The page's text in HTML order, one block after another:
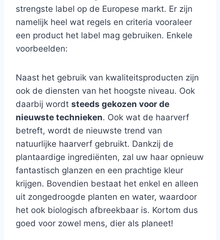
strengste label op de Europese markt. Er zijn
namelijk heel wat regels en criteria vooraleer
een product het label mag gebruiken. Enkele
voorbeelden:
Naast het gebruik van kwaliteitsproducten zijn
ook de diensten van het hoogste niveau. Ook
daarbij wordt steeds gekozen voor de
nieuwste technieken. Ook wat de haarverf
betreft, wordt de nieuwste trend van
natuurlijke haarverf gebruikt. Dankzij de
plantaardige ingrediënten, zal uw haar opnieuw
fantastisch glanzen en een prachtige kleur
krijgen. Bovendien bestaat het enkel en alleen
uit zongedroogde planten en water, waardoor
het ook biologisch afbreekbaar is. Kortom dus
goed voor zowel mens, dier als planeet!